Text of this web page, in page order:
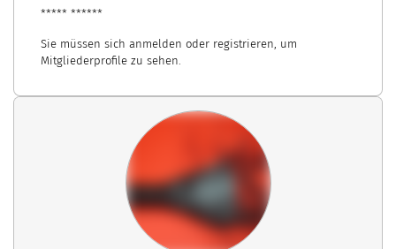
***** ******
Sie müssen sich anmelden oder registrieren, um
Mitgliederprofile zu sehen.